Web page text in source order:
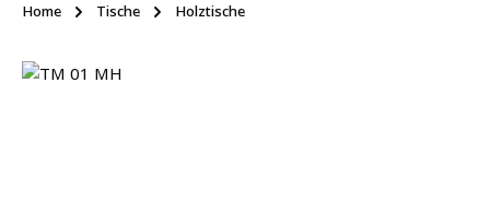
Home Tische Holztische
Bildergalerie überspringen